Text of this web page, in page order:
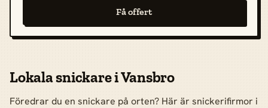
Få offert
Lokala snickare i Vansbro
Föredrar du en snickare på orten? Här är snickerifirmor i